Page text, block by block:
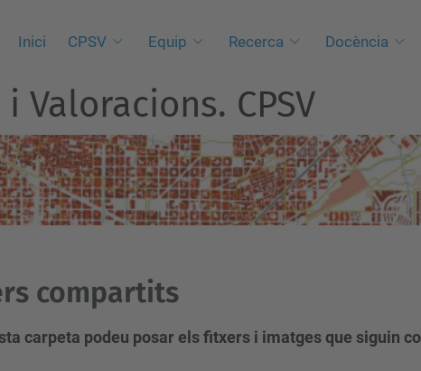
Inici CPSV Equip Recerca Docència
Valoracions. CPSV
compartits
carpeta podeu posar els fitxers i imatges que siguin